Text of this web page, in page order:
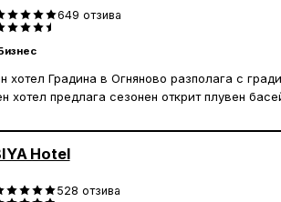
649 отзива
хотел Градина в Огняново разполага с
хотел предлага сезонен открит плувен
са климатизирани и имат безплатен WiFi,
екран. Някои от тях са с балкон, а сред
хотел Градина има и хидромасажна вана.
Hotel
528 отзива